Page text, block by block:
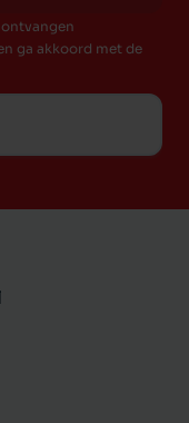
ga akkoord met de